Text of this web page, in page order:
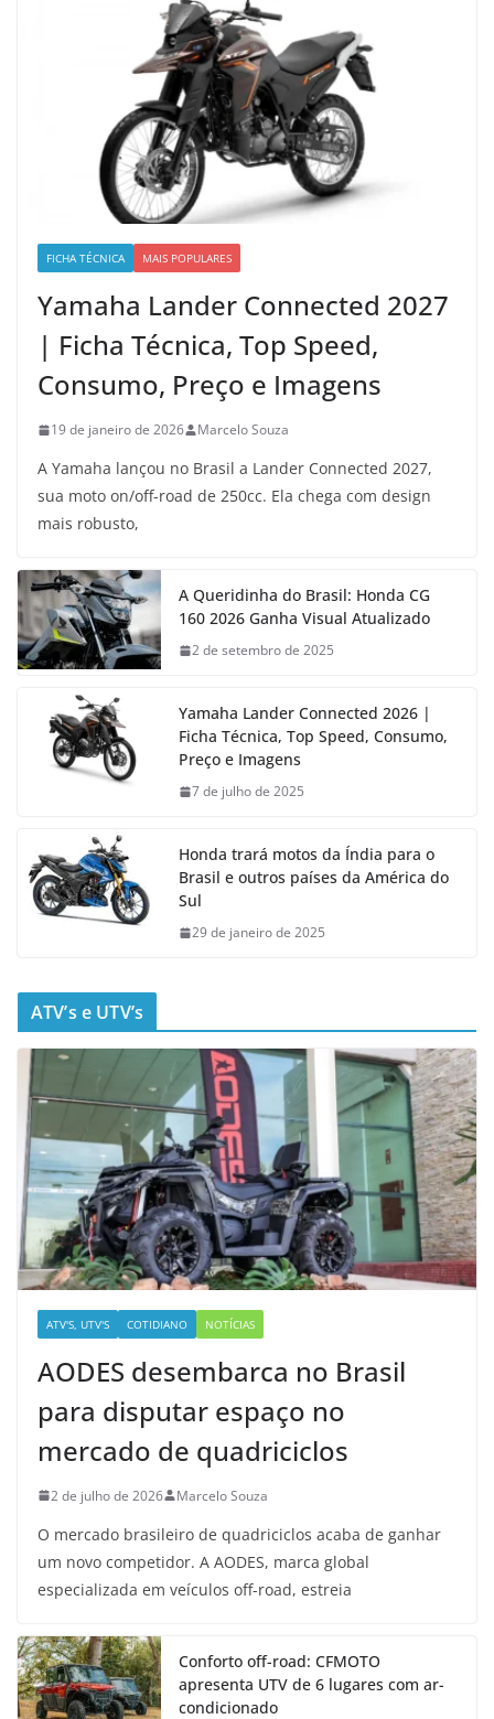
FICHA TÉCNICA MAIS POPULARES
Yamaha Lander Connected 2027
| Ficha Técnica, Top Speed,
Consumo, Preço e Imagens
19 de janeiro de 2026 Marcelo Souza
A Yamaha lançou no Brasil a Lander Connected 2027,
sua moto on/off-road de 250cc. Ela chega com design
mais robusto,
A Queridinha do Brasil: Honda CG
160 2026 Ganha Visual Atualizado
2 de setembro de 2025
Yamaha Lander Connected 2026 |
Ficha Técnica, Top Speed, Consumo,
Preço e Imagens
7 de julho de 2025
Honda trará motos da Índia para o
Brasil e outros países da América do
Sul
29 de janeiro de 2025
ATV’s e UTV’s
ATV'S, UTV'S COTIDIANO NOTÍCIAS
AODES desembarca no Brasil
para disputar espaço no
mercado de quadriciclos
2 de julho de 2026 Marcelo Souza
O mercado brasileiro de quadriciclos acaba de ganhar
um novo competidor. A AODES, marca global
especializada em veículos off-road, estreia
Conforto off-road: CFMOTO
apresenta UTV de 6 lugares com ar-
condicionado